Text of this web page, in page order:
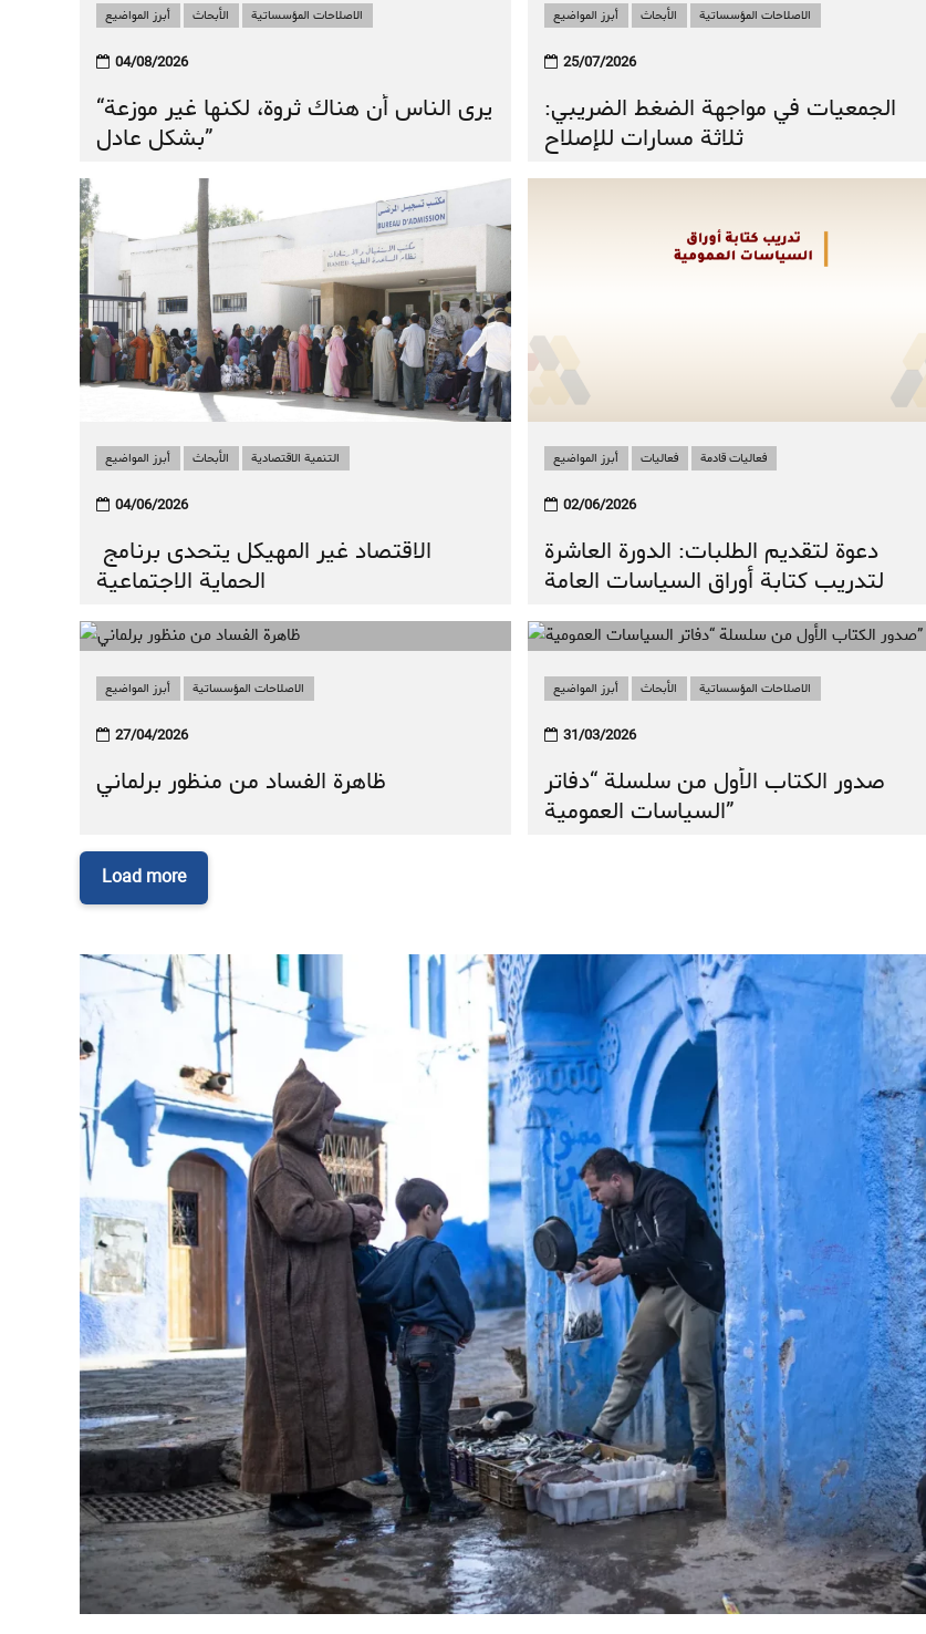
السياسات العمومية”
كيف نتجاوز “مغرب السرعتين”؟
أبرز المواضيع الأبحاث الاصلاحات المؤسساتية
04/08/2026
“يرى الناس أن هناك ثروة، لكنها غير موزعة
بشكل عادل”
أبرز المواضيع الأبحاث الاصلاحات المؤسساتية
25/07/2026
الجمعيات في مواجهة الضغط الضريبي:
ثلاثة مسارات للإصلاح
أبرز المواضيع الأبحاث التنمية الاقتصادية
04/06/2026
الحماية الاجتماعية
أبرز المواضيع فعاليات فعاليات قادمة
02/06/2026
دعوة لتقديم الطلبات: الدورة العاشرة
لتدريب كتابة أوراق السياسات العامة
أبرز المواضيع الاصلاحات المؤسساتية
27/04/2026
ظاهرة الفساد من منظور برلماني
أبرز المواضيع الأبحاث الاصلاحات المؤسساتية
31/03/2026
صدور الكتاب الأول من سلسلة “دفاتر
السياسات العمومية”
Load more